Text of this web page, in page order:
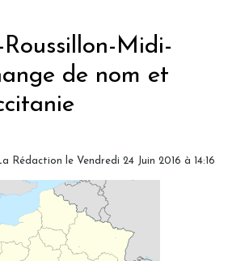
Midi-
de nom et
Rédaction le Vendredi 24 Juin 2016 à 14:16